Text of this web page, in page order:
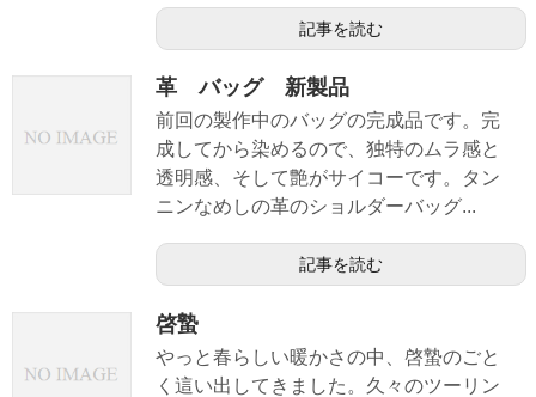
記事を読む
革 バッグ 新製品
前回の製作中のバッグの完成品です。完
成してから染めるので、独特のムラ感と
透明感、そして艶がサイコーです。タン
ニンなめしの革のショルダーバッグ...
記事を読む
啓蟄
やっと春らしい暖かさの中、啓蟄のごと
く這い出してきました。久々のツーリン